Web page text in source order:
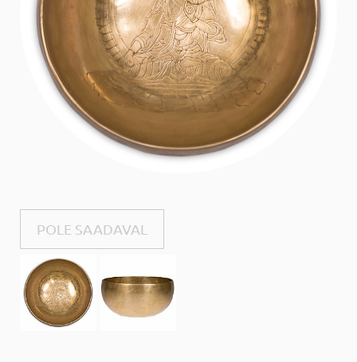
POLE SAADAVAL